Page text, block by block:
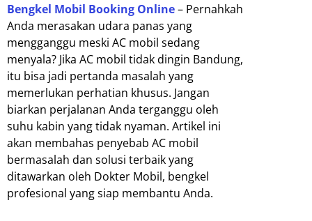
Bengkel Mobil Booking Online– Pernahkah
Anda merasakan udara panas yang
mengganggu meski AC mobil sedang
menyala? Jika AC mobil tidak dingin Bandung,
itu bisa jadi pertanda masalah yang
memerlukan perhatian khusus. Jangan
biarkan perjalanan Anda terganggu oleh
suhu kabin yang tidak nyaman. Artikel ini
akan membahas penyebab AC mobil
bermasalah dan solusi terbaik yang
ditawarkan oleh Dokter Mobil, bengkel
profesional yang siap membantu Anda.